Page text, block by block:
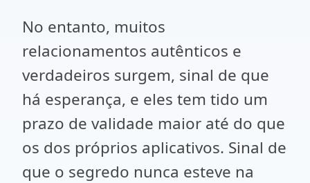
No entanto, muitos
relacionamentos autênticos e
verdadeiros surgem, sinal de que
há esperança, e eles tem tido um
prazo de validade maior até do que
os dos próprios aplicativos. Sinal de
que o segredo nunca esteve na